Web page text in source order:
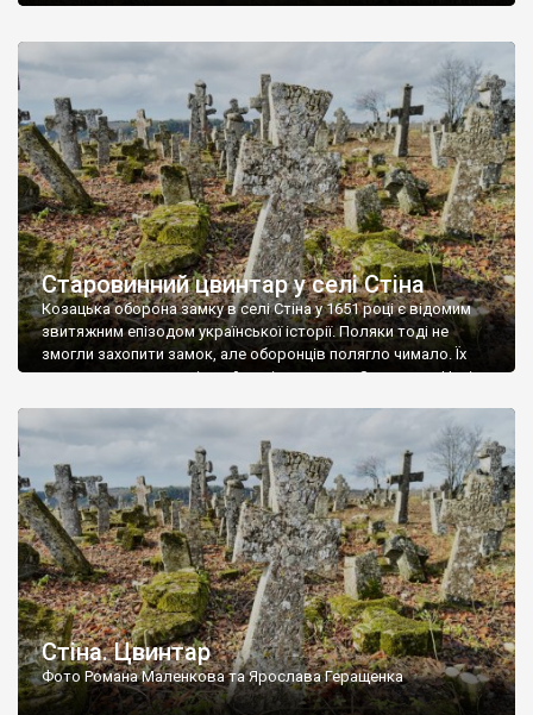
Старовинний цвинтар у селі Стіна
Козацька оборона замку в селі Стіна у 1651 році є відомим
звитяжним епізодом української історії. Поляки тоді не
змогли захопити замок, але оборонців полягло чимало. Їх
поховали на цвинтарі, який тоді називався Замковим. Нині на
ньому чимало хрестів 19 століття, є такі, де епітафії стер […]
Стіна. Цвинтар
Фото Романа Маленкова та Ярослава Геращенка